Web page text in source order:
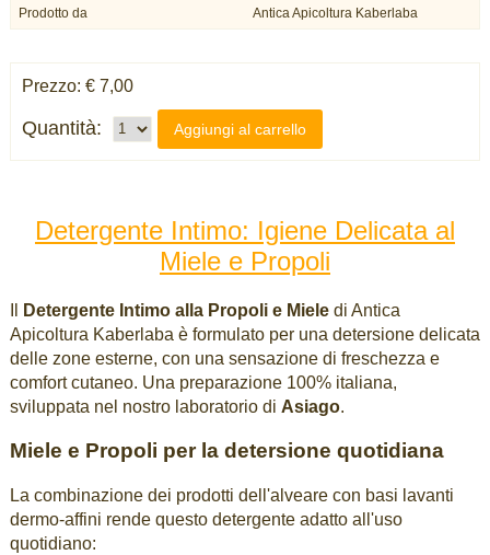
Prodotto da Antica Apicoltura Kaberlaba
Prezzo: € 7,00
Quantità: Aggiungi al carrello
Detergente Intimo: Igiene Delicata al
Miele e Propoli
Detergente Intimo alla Propoli e Mieledi Antica
Apicoltura Kaberlaba è formulato per una detersione delicata
delle zone esterne, con una sensazione di freschezza e
comfort cutaneo. Una preparazione 100% italiana,
sviluppata nel nostro laboratorio di Asiago.
Miele e Propoli per la detersione quotidiana
La combinazione dei prodotti dell'alveare con basi lavanti
dermo-affini rende questo detergente adatto all'uso
quotidiano: